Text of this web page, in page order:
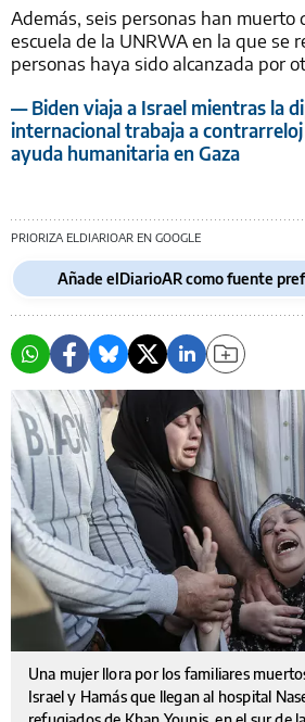
Además, seis personas han muerto
escuela de la UNRWA en la que se
personas haya sido alcanzada por
— Biden viaja a Israel mientras la
internacional trabaja a
ayuda humanitaria en Gaza
PRIORIZA ELDIARIOAR EN GOOGLE
Añade elDiarioAR como fuente
Una mujer llora por los familiares
Israel y Hamás que llegan al hospital